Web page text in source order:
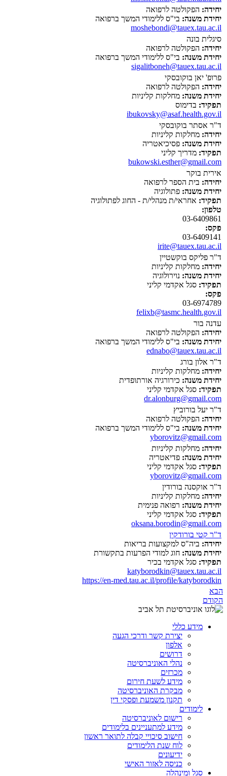
יחידה: הפקולטה לרפואה
יחידת משנה: בי"ס ללימודי המשך ברפואה
moshebondi@tauex.tau.ac.il
סיגלית בונה
יחידה: הפקולטה לרפואה
יחידת משנה: בי"ס ללימודי המשך ברפואה
sigalitboneh@tauex.tau.ac.il
פרופ' יאן בוקובסקי
יחידה: הפקולטה לרפואה
יחידת משנה: מחלקות קליניות
תפקיד: בדימוס
ibukovsky@asaf.health.gov.il
ד"ר אסתר בוקובסקי
יחידה: מחלקות קליניות
יחידת משנה: פסיכיאטריה
תפקיד: מדריך קליני
bukowski.esther@gmail.com
אירית בוקר
יחידה: בית הספר לרפואה
יחידת משנה: פתולוגיה
תפקיד: אחראי/ת מנהלי/ת - החוג לפתולוגיה
טלפון:
03-6409861
פקס:
03-6409141
irite@tauex.tau.ac.il
ד"ר פליקס בוקשטיין
יחידה: מחלקות קליניות
יחידת משנה: נוירולוגיה
תפקיד: סגל אקדמי קליני
פקס:
03-6974789
felixb@tasmc.health.gov.il
עדנה בור
יחידה: הפקולטה לרפואה
יחידת משנה: בי"ס ללימודי המשך ברפואה
ednabo@tauex.tau.ac.il
ד"ר אלון בורג
יחידה: מחלקות קליניות
יחידת משנה: כירורגיה אורתופדית
תפקיד: סגל אקדמי קליני
dr.alonburg@gmail.com
ד"ר יעל בורוביץ
יחידה: הפקולטה לרפואה
יחידת משנה: בי"ס ללימודי המשך ברפואה
yborovitz@gmail.com
יחידה: מחלקות קליניות
יחידת משנה: פדיאטריה
תפקיד: סגל אקדמי קליני
yborovitz@gmail.com
ד"ר אוקסנה בורודין
יחידה: מחלקות קליניות
יחידת משנה: רפואה פנימית
תפקיד: סגל אקדמי קליני
oksana.borodin@gmail.com
ד"ר קטי בורודקין
יחידה: ביה"ס למקצועות בריאות
יחידת משנה: חוג למודי הפרעות בתקשורת
תפקיד: סגל אקדמי בכיר
katyborodkin@tauex.tau.ac.il
https://en-med.tau.ac.il/profile/katyborodkin
הבא
הקודם
מידע כללי
יצירת קשר ודרכי הגעה
אלפון
דרושים
נהלי האוניברסיטה
מכרזים
מידע לשעת חירום
מבקרת האוניברסיטה
תקנון משמעת ופסקי דין
לימודים
רישום לאוניברסיטה
מידע למתעניינים בלימודים
חישוב סיכויי קבלה לתואר ראשון
לוח שנת הלימודים
ידיעונים
כניסה לאזור האישי
סגל ומינהלה